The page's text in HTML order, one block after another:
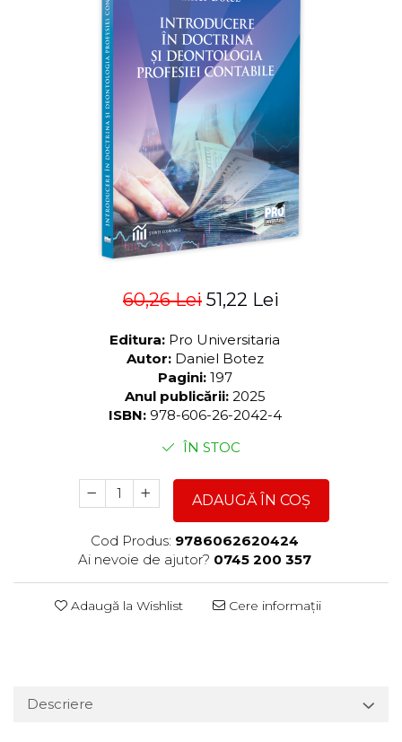
ADMINISTRATIVE
ȘTIINȚE ECONOMICE
ȘTIINȚE EXACTE
EDUCAȚIE FIZICĂ ȘI SPORT
PREUNIVERSITARIA
ÎN CURS DE APARIȚIE
PACHETE DE STUDIU
PROMOȚIILE LUNII
ULTIMELE EXEMPLARE
Politica de Retur
Formular de Retur
60,26 Lei 51,22 Lei
Editura: Pro Universitaria
Autor: Daniel Botez
Pagini: 197
Anul publicării: 2025
ISBN: 978-606-26-2042-4
ÎN STOC
ADAUGĂ ÎN COȘ
Cod Produs: 9786062620424
Ai nevoie de ajutor? 0745 200 357
Adaugă la Wishlist Cere informații
Descriere